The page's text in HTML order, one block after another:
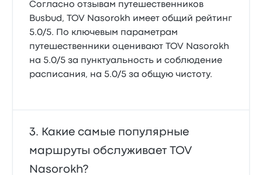
Согласно отзывам путешественников
Busbud, TOV Nasorokh имеет общий рейтинг
5.0/5. По ключевым параметрам
путешественники оценивают TOV Nasorokh
на 5.0/5 за пунктуальность и соблюдение
расписания, на 5.0/5 за общую чистоту.
Какие самые популярные
маршруты обслуживает TOV
Nasorokh?